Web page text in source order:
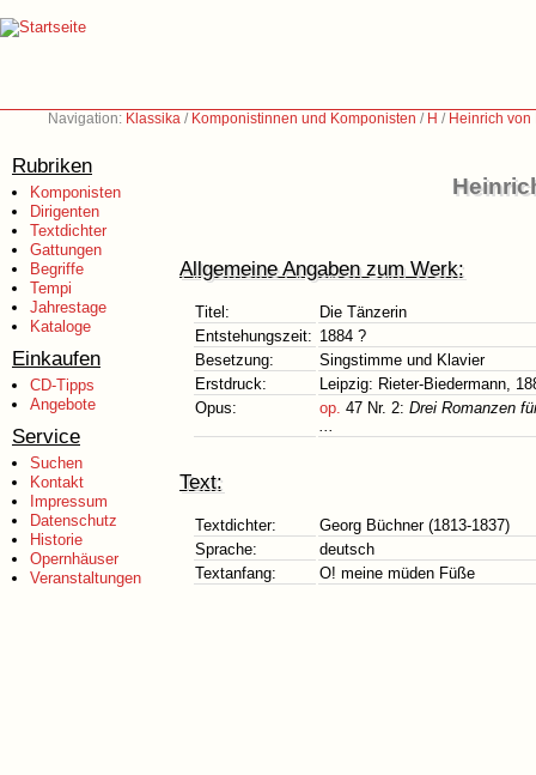
Navigation: Klassika / Komponistinnen und Komponisten / H / Heinrich
Rubriken
Komponisten
Dirigenten
Textdichter
Gattungen
Begriffe
Tempi
Jahrestage
Kataloge
Einkaufen
CD-Tipps
Angebote
Service
Suchen
Kontakt
Impressum
Datenschutz
Historie
Opernhäuser
Veranstaltungen
Allgemeine Angaben zum Werk:
Titel:
Die Tänzerin
Entstehungszeit: 1884 ?
Besetzung:
Singstimme und Klavier
Erstdruck:
Leipzig: Rieter-Biedermann,
Opus:
op. 47 Nr. 2: Drei Romanzen
...
Text:
Textdichter:
Georg Büchner (1813-1837)
Sprache:
deutsch
Textanfang:
O! meine müden Füße